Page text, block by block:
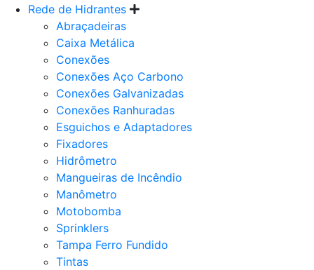
Rede de Hidrantes
Abraçadeiras
Caixa Metálica
Conexões
Conexões Aço Carbono
Conexões Galvanizadas
Conexões Ranhuradas
Esguichos e Adaptadores
Fixadores
Hidrômetro
Mangueiras de Incêndio
Manômetro
Motobomba
Sprinklers
Tampa Ferro Fundido
Tintas